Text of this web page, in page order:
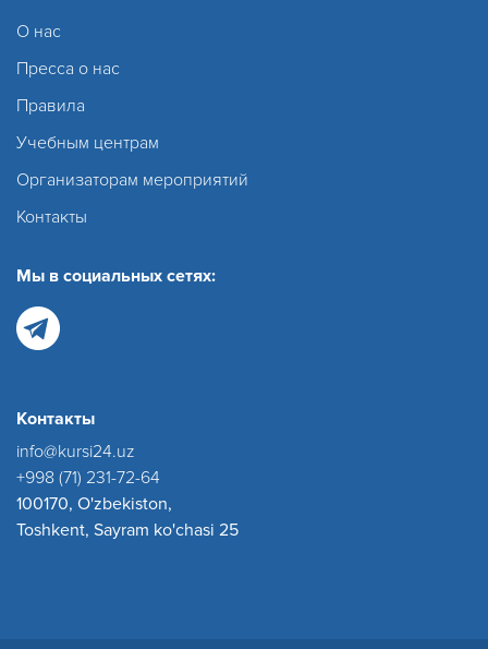
О нас
Пресса о нас
Правила
Учебным центрам
Организаторам мероприятий
Контакты
Мы в социальных сетях:
Контакты
info@kursi24.uz
+998 (71) 231-72-64
100170, O'zbekiston,
Toshkent, Sayram ko'chasi 25